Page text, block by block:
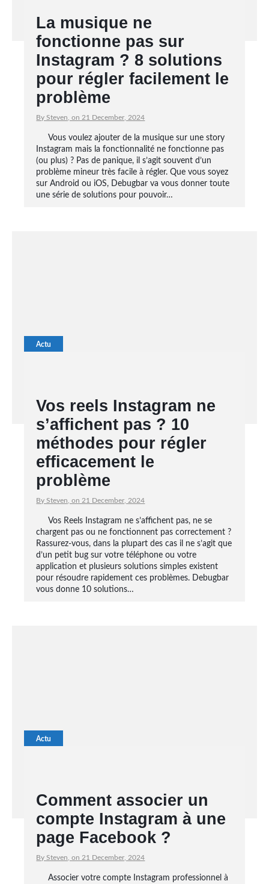
La musique ne
fonctionne pas sur
Instagram ? 8 solutions
pour régler facilement le
problème
By Steven, on 21 December, 2024
Vous voulez ajouter de la musique sur une story
Instagram mais la fonctionnalité ne fonctionne pas
(ou plus) ? Pas de panique, il s’agit souvent d’un
problème mineur très facile à régler. Que vous soyez
sur Android ou iOS, Debugbar va vous donner toute
une série de solutions pour pouvoir…
Actu
Vos reels Instagram ne
s’affichent pas ? 10
méthodes pour régler
efficacement le
problème
By Steven, on 21 December, 2024
Vos Reels Instagram ne s’affichent pas, ne se
chargent pas ou ne fonctionnent pas correctement ?
Rassurez-vous, dans la plupart des cas il ne s’agit que
d’un petit bug sur votre téléphone ou votre
application et plusieurs solutions simples existent
pour résoudre rapidement ces problèmes. Debugbar
vous donne 10 solutions…
Actu
Comment associer un
compte Instagram à une
page Facebook ?
By Steven, on 21 December, 2024
Associer votre compte Instagram professionnel à